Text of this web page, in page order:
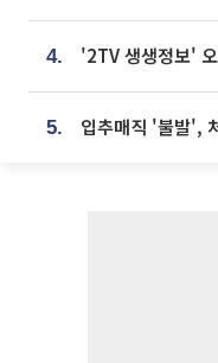
4.
5. 입추매직 '불발',